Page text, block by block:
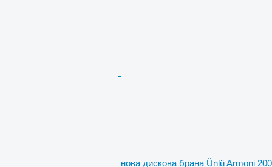
нова дискова брана Ünlü Armoni 200